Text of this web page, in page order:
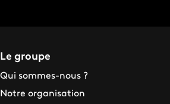
Le groupe
Qui sommes-nous ?
Notre organisation